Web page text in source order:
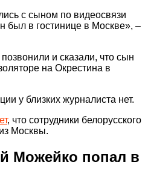
с сыном по видеосвязи
был в гостинице в Москве», –
и сказали, что сын
на Окрестина в
у близких журналиста нет.
, что сотрудники белорусского
Москвы.
Можейко попал в